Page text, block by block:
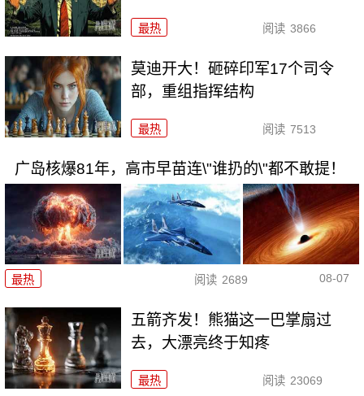
最热 阅读 3866
莫迪开大！砸碎印军17个司令
部，重组指挥结构
最热 阅读 7513
广岛核爆81年，高市早苗连\"谁扔的\"都不敢提！
最热 阅读 2689 08-07
五箭齐发！熊猫这一巴掌扇过
去，大漂亮终于知疼
最热 阅读 23069